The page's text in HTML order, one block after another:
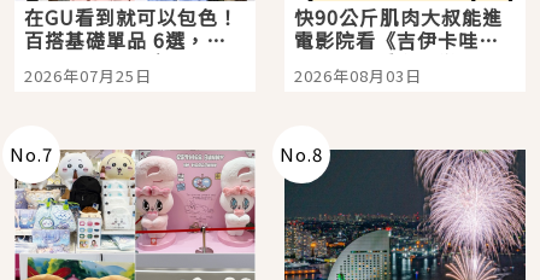
在GU看到就可以包色！
百搭基礎單品 6選，閉
眼全收也不心疼
2026年07月25日
快90公斤肌肉大叔能進
電影院看《吉伊卡哇》
嗎？日本重金屬樂團
「打首」會長與nagano
2026年08月03日
No.7 No.8